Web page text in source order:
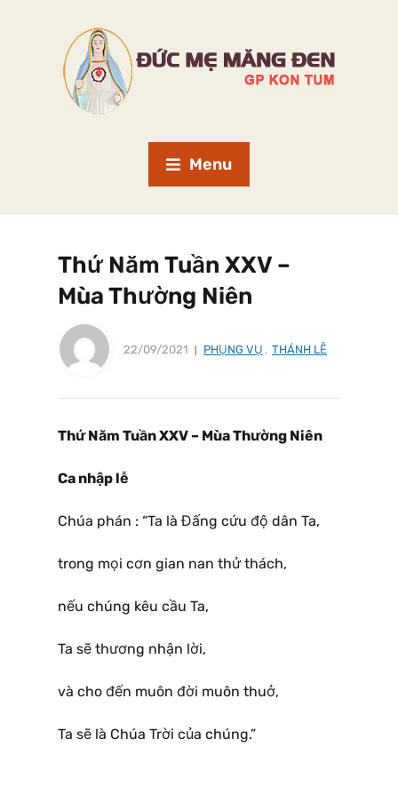
Menu
Thứ Năm Tuần XXV –
Mùa Thường Niên
22/09/2021 PHỤNG VỤ , THÁNH LỄ
Thứ Năm Tuần XXV – Mùa Thường Niên
Ca nhập lễ
Chúa phán : “Ta là Đấng cứu độ dân Ta,
trong mọi cơn gian nan thử thách,
nếu chúng kêu cầu Ta,
Ta sẽ thương nhận lời,
và cho đến muôn đời muôn thuở,
Ta sẽ là Chúa Trời của chúng.”